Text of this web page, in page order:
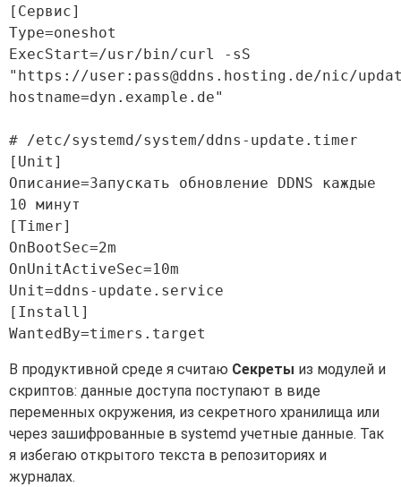
[Сервис]
Type=oneshot
ExecStart=/usr/bin/curl -sS
"https://user: pass@ddns.hosting.de/nic/
hostname=dyn.example.de"
# /etc/systemd/system/ddns-update.timer
[Unit]
Описание=Запускать обновление DDNS каждые
10 минут
[Timer]
OnBootSec=2m
OnUnitActiveSec=10m
Unit=ddns-update.service
[Install]
В продуктивной среде я считаю Секреты из модулей и
скриптов: данные доступа поступают в виде
переменных окружения, из секретного хранилища или
через зашифрованные в systemd учетные данные. Так
я избегаю открытого текста в репозиториях и
журналах.